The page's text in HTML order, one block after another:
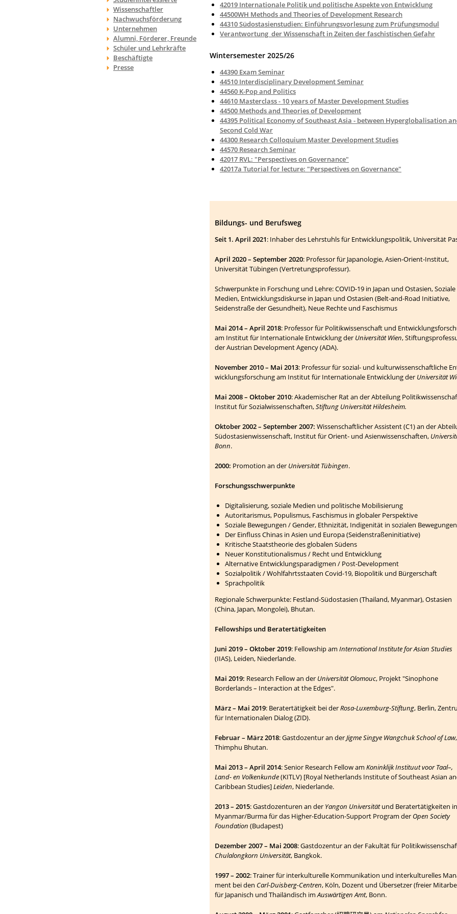
Wissenschaftler
Nachwuchsförderung
Unternehmen
Alumni, Förderer, Freunde
Schüler und Lehrkräfte
Beschäftigte
Presse
42019 Internationale Politik und politische Aspekte von Entwicklung
44500WH Methods and Theories of Development Research
44310 Südostasienstudien: Einführungsvorlesung zum Prüfungsmodul
Verantwortung der Wissenschaft in Zeiten der faschistischen Gefahr
Wintersemester 2025/26
44390 Exam Seminar
44510 Interdisciplinary Development Seminar
44560 K-Pop and Politics
44610 Masterclass - 10 years of Master Development Studies
44500 Methods and Theories of Development
44395 Political Economy of Southeast Asia - between Hyperglobalisation
Second Cold War
44300 Research Colloquium Master Development Studies
44570 Research Seminar
42017 RVL: "Perspectives on Governance"
42017a Tutorial for lecture: "Perspectives on Governance"
Bildungs- und Berufsweg
Seit 1. April 2021: Inhaber des Lehrstuhls für Entwicklungspolitik, Universität
April 2020 – September 2020: Professor für Japanologie, Asien-Orient-Institut,
Universität Tübingen (Vertre­tungs­­profes­sur).
Schwer­punkte in Forschung und Lehre: COVID-19 in Japan und Ostasien, Soziale
Medien, Entwick­­lungsdiskurse in Japan und Ostasien (Belt-and-Road Initiative,
Seidenstraße der Gesund­­heit), Neue Rechte und Faschismus
Mai 2014 – April 2018: Professor für Politikwissenschaft und
am Institut für Internationale Entwick­lung der Universität Wien,
der Austrian Deve­lop­ment Agency (ADA).
November 2010 – Mai 2013: Professur für sozial- und kulturwissenschaftliche
wick­­lungs­­forschung am Institut für Internationale Entwicklung der Univer­sität
Mai 2008 – Oktober 2010: Akademischer Rat an der Abteilung
Institut für Sozial­wissen­­schaften,Stiftung Universität Hildesheim.
Oktober 2002 – September 2007: Wissenschaftlicher Assistent (C1) an der
Südostasien­wissenschaft, Institut für Orient- und Asienwis­sen­­schaften,
Bonn.
2000: Promotion an der Universität Tübingen.
Forschungsschwerpunkte
Digitalisierung, soziale Medien und politische Mobilisierung
Autoritarismus, Populismus, Faschismus in globaler Perspektive
Soziale Bewegungen / Gender, Ethnizität, Indigenität in sozialen Bewegungen
Der Einfluss Chinas in Asien und Europa (Seidenstraßeninitiative)
Kritische Staatstheorie des globalen Südens
Neuer Konstitutionalismus / Recht und Entwicklung
Alternative Entwicklungsparadigmen / Post-Development
Sozialpolitik / Wohlfahrtsstaaten Covid-19, Biopolitik und Bürgerschaft
Sprachpolitik
Regionale Schwerpunkte: Festland-Südostasien (Thailand, Myanmar), Ostasien
(China, Japan, Mongolei), Bhutan.
Fellowships und Beratertätigkeiten
Juni 2019 – Oktober 2019: Fellowship am International Institute for Asian Studies
(IIAS), Leiden, Niederlande.
Mai 2019: Research Fellow an der Universität Olomouc, Projekt "Sinophone
Borderlands – Interaction at the Edges".
März – Mai 2019: Beratertätigkeit bei derRosa-Luxemburg-Stiftung, Berlin,
für Internationalen Dialog (ZID).
Februar – März 2018: Gastdozentur an derJigme Singye Wangchuk School of Law,
Thimphu Bhutan.
Mai 2013 – April 2014: Senior Research Fellow am Koninklijk Instituut voor Taal–,
Land- en Volken­kunde(KITLV) [Royal Netherlands Institute of South­east Asian
Caribbean Studies]Leiden, Niederlande.
2013 – 2015: Gastdozenturen an der Yangon Uni­ver­sitätund Berater­tätigkeiten in
Myanmar/Burma für das Higher-Educa­tion-Support Program der Open Society
Foundation (Budapest)
Dezember 2007 – Mai 2008: Gastdozentur an der Fakultät für
Chulalongkorn Universität, Bangkok.
1997 – 2002: Trainer für interkulturelle Kommunikation und interkulturelles
ment bei den Carl-Duisberg-Centren, Köln, Dozent und Über­setzer (freier
für Japanisch und Thai­ländisch imAus­wärti­gen Amt, Bonn.